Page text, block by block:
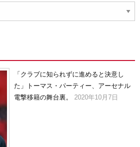
「クラブに知られずに進めると決意し
た」トーマス・パーティー、アーセナル
電撃移籍の舞台裏。
2020年10月7日